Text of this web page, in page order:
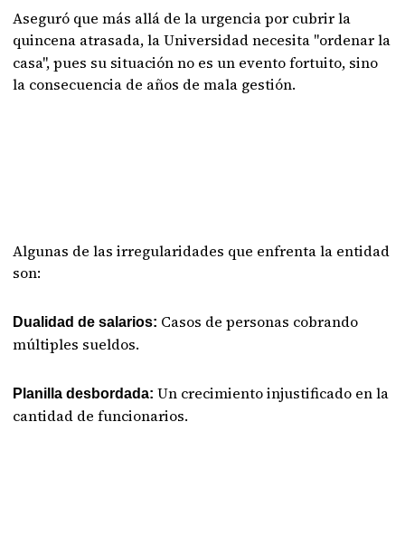
Aseguró que más allá de la urgencia por cubrir la
quincena atrasada,la Universidad necesita "ordenar la
casa", pues su situación no es un evento fortuito, sino
la consecuencia de años de mala gestión.
Algunas de las irregularidades que enfrenta la entidad
son:
Dualidad de salarios: Casos de personas cobrando
múltiples sueldos.
Planilla desbordada: Un crecimiento injustificado en la
cantidad de funcionarios.